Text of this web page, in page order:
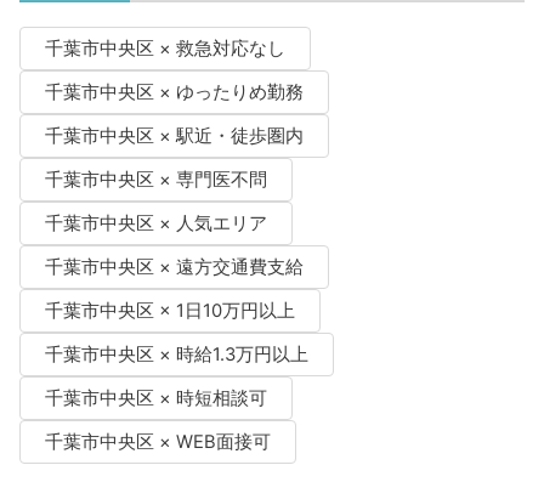
千葉市中央区 × 救急対応なし
千葉市中央区 × ゆったりめ勤務
千葉市中央区 × 駅近・徒歩圏内
千葉市中央区 × 専門医不問
千葉市中央区 × 人気エリア
千葉市中央区 × 遠方交通費支給
千葉市中央区 × 1日10万円以上
千葉市中央区 × 時給1.3万円以上
千葉市中央区 × 時短相談可
千葉市中央区 × WEB面接可